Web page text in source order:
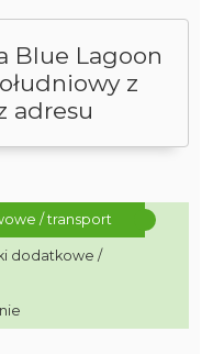
Blue Lagoon
z
adresu
/ transport
dodatkowe /